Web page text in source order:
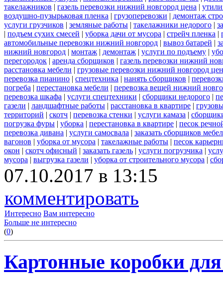
такелажников | газель перевозки нижний новгород цена |
воздушно-пузырьковая пленка | грузоперевозки | демонтаж
услуги грузчиков | земляные работы | такелажники недорого |
| подъем сухих смесей | уборка дачи от мусора | стрейч пленка |
автомобильные перевозки нижний новгород | вывоз батарей |
нижний новгород | монтаж | демонтаж | услуги по подъему |
перегородок | аренда сборщиков | газель перевозки нижний
расстановка мебели | грузовые перевозки нижний новгород
перевозка пианино | спецтехника | нанять сборщиков |
погреба | перестановка мебели | перевозка вещей нижний
перевозка шкафа | услуги спецтехники | сборщики недорого |
газели | ландшафтные работы | расстановка в квартире |
территорий | скотч | перевозка стенки | услуги камаза |
погрузка фуры | уборка | перестановка в квартире | песок
перевозка дивана | услуги самосвала | заказать сборщиков
вагонов | уборка от мусора | такелажные работы | песок
окон | скотч офисный | заказать газель | услуги погрузчика |
мусора | выгрузка газели | уборка от строительного мусора |
07.10.2017 в 13:15
комментировать
Интересно Вам интересно
Больше не интересно
(0)
Картонные коробки для